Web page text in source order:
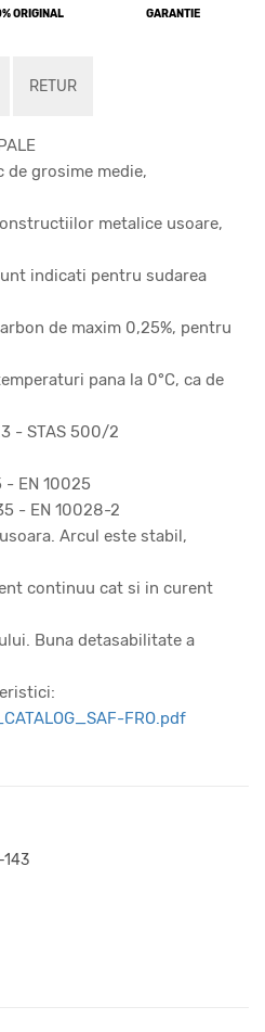
143
ORIGINAL GARANTIE
RETUR
grosime medie,
metalice usoare,
indicati pentru sudarea
de maxim 0,25%, pentru
pana la 0°C, ca de
- STAS 500/2
- EN 10025
- EN 10028-2
Arcul este stabil,
continuu cat si in curent
Buna detasabilitate a
FRO.pdf